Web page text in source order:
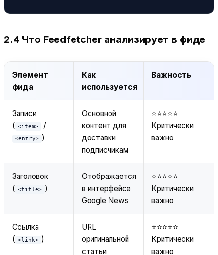
2.4 Что Feedfetcher анализирует в фиде
Элемент
фида
Как
используется
Важность
Записи
( <item> /
<entry> )
Основной
контент для
доставки
подписчикам
⭐⭐⭐⭐⭐
Критически
важно
Заголовок
( <title> )
Отображается
в интерфейсе
Google News
⭐⭐⭐⭐⭐
Критически
важно
Ссылка
( <link> )
URL
оригинальной
статьи
⭐⭐⭐⭐⭐
Критически
важно